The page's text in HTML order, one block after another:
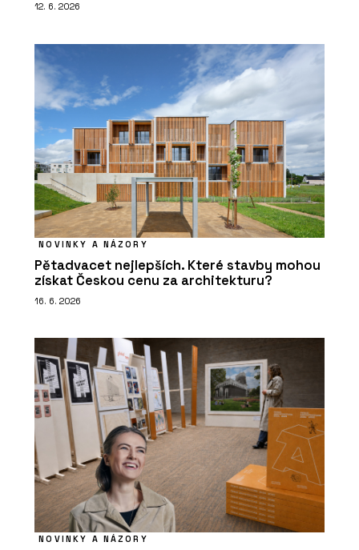
12. 6. 2026
NOVINKY A NÁZORY
Pětadvacet nejlepších. Které stavby mohou
získat Českou cenu za architekturu?
16. 6. 2026
NOVINKY A NÁZORY